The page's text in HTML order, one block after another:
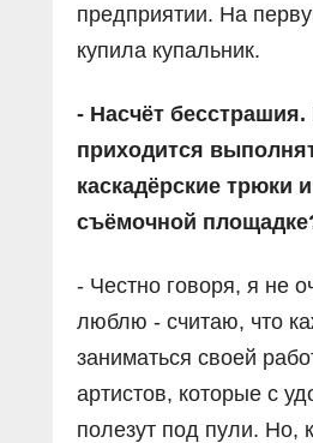
предприятии. На
купила купальник.
- Насчёт
приходится
каскадёрские трюки
съёмочной
- Честно говоря, я не
люблю - считаю, что
заниматься своей
артистов, которые с
полезут под пули. Но,